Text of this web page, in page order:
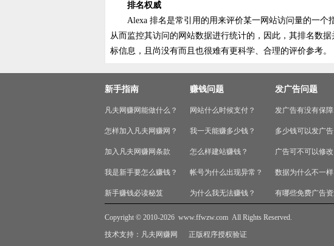
排名权威
Alexa 排名是常引用的用来评价某一网站访问量的一个
从而监控其访问的网站数据进行统计的，因此，其排名数
标信息，且尚没有而且也很难有更科学、合理的评价参考。
新手指南
凡夫网赚网能做什么？
怎样加入凡夫网赚网？
加入凡夫网赚网条款
我是新手要怎么赚钱？
新手赚钱必读秘笈
赚钱问题
网站什么时候支付？
我一天能赚多少钱？
怎么样建站赚钱？
帐号为什么出现异常？
为什么我无法赚钱？
发广告问题
发广告有没有保障
多少钱可以发广告
广告可不可以修改
数据为什么不一样
有哪些免费广告资
Copyright © 2010-2026 www.ffwzw.com All Rights Reserved.
技术支持： 凡夫网赚网 正版程序授权验证